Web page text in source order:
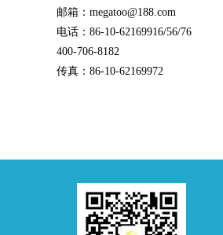
邮箱：megatoo@188.com
电话：86-10-62169916/56/76
400-706-8182
传真：86-10-62169972